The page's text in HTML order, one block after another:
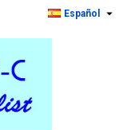
Español 